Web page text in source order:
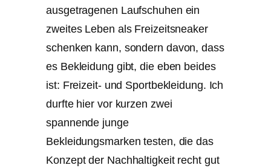
ausgetragenen Laufschuhen ein
zweites Leben als Freizeitsneaker
schenken kann, sondern davon, dass
es Bekleidung gibt, die eben beides
ist: Freizeit- und Sportbekleidung. Ich
durfte hier vor kurzen zwei
spannende junge
Bekleidungsmarken testen, die das
Konzept der Nachhaltigkeit recht gut